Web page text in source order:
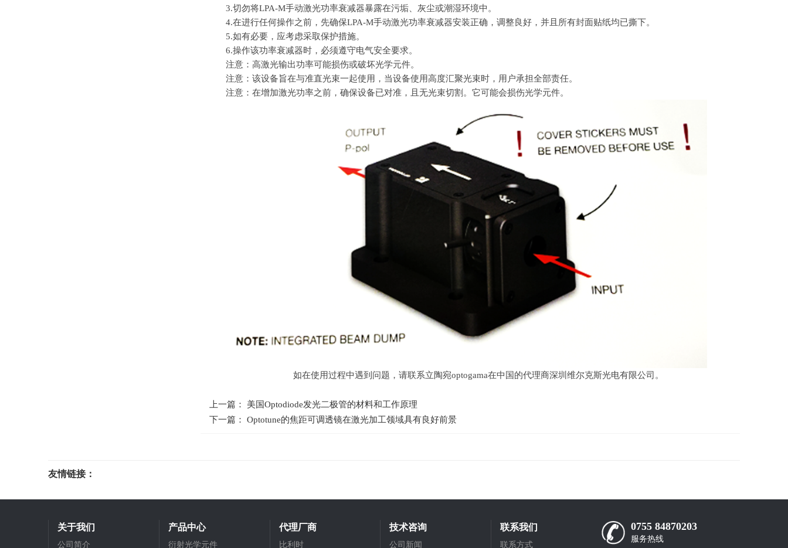
3.切勿将LPA-M手动激光功率衰减器暴露在污垢、灰尘或潮湿环境中。
4.在进行任何操作之前，先确保LPA-M手动激光功率衰减器安装正确，调整良好，并且所有封面贴纸均已撕下。
5.如有必要，应考虑采取保护措施。
6.操作该功率衰减器时，必须遵守电气安全要求。
注意：高激光输出功率可能损伤或破坏光学元件。
注意：该设备旨在与准直光束一起使用，当设备使用高度汇聚光束时，用户承担全部责任。
注意：在增加激光功率之前，确保设备已对准，且无光束切割。它可能会损伤光学元件。
如在使用过程中遇到问题，请联系立陶宛optogama在中国的代理商深圳维尔克斯光电有限公司。
上一篇： 美国Optodiode发光二极管的材料和工作原理
下一篇： Optotune的焦距可调透镜在激光加工领域具有良好前景
友情链接：
关于我们
公司简介
产品中心
衍射光学元件
代理厂商
比利时
技术咨询
公司新闻
联系我们
联系方式
0755 84870203
服务热线